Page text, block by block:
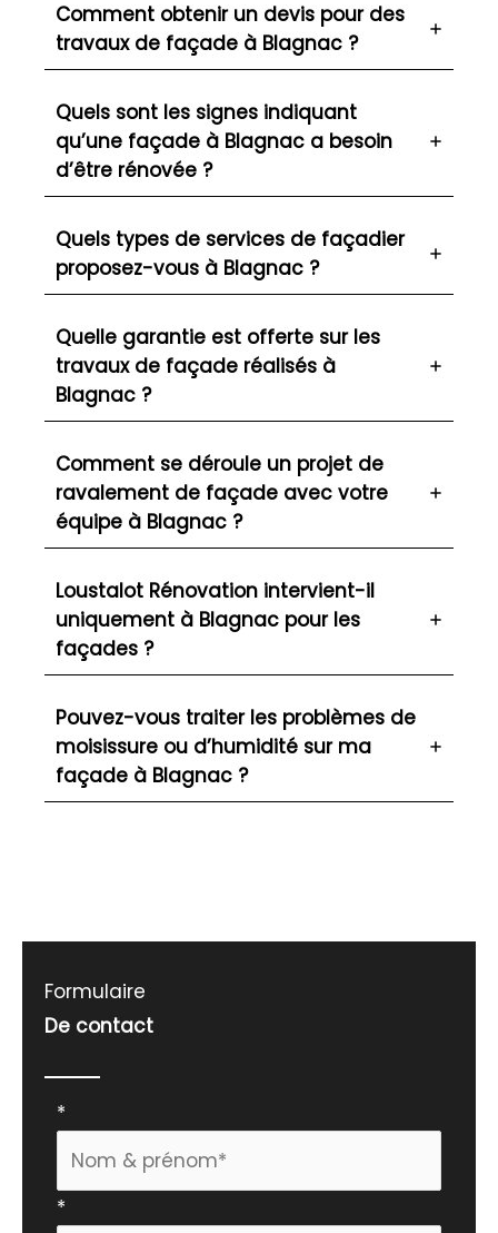
Comment obtenir un devis pour des
travaux de façade à Blagnac ?
Quels sont les signes indiquant
qu’une façade à Blagnac a besoin
d’être rénovée ?
Quels types de services de façadier
proposez-vous à Blagnac ?
Quelle garantie est offerte sur les
travaux de façade réalisés à
Blagnac ?
Comment se déroule un projet de
ravalement de façade avec votre
équipe à Blagnac ?
Loustalot Rénovation intervient-il
uniquement à Blagnac pour les
façades ?
Pouvez-vous traiter les problèmes de
moisissure ou d’humidité sur ma
façade à Blagnac ?
Formulaire
De contact
Formulaire
simple
téléphone
*
*